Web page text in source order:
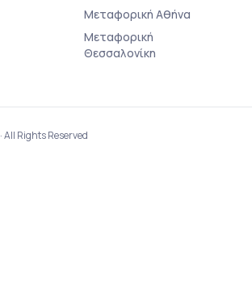
Μεταφορική Αθήνα
Μεταφορική
Θεσσαλονίκη
· All Rights Reserved